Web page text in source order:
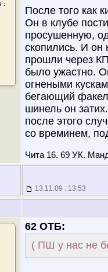
:
После того как
Он в клубе
просушенную,
скопились. И он
прошли через
было ужастно.
огнеными
бегающий
шинель он
после этого
со времинем,
Чита 16. 69 УК.
13.11.09 : 13:53
62 ОТБ:
( ПШ у нас не